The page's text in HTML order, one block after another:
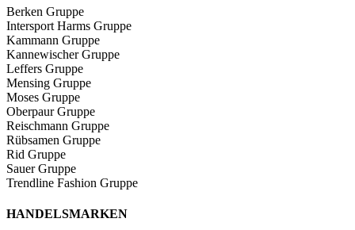
Berken Gruppe
Intersport Harms Gruppe
Kammann Gruppe
Kannewischer Gruppe
Leffers Gruppe
Mensing Gruppe
Moses Gruppe
Oberpaur Gruppe
Reischmann Gruppe
Rübsamen Gruppe
Rid Gruppe
Sauer Gruppe
Trendline Fashion Gruppe
HANDELS­MARKEN